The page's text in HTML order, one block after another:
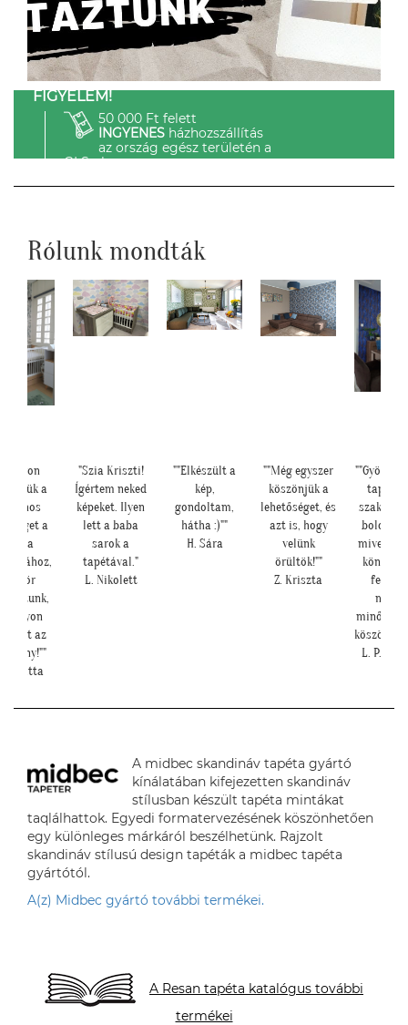
FIGYELEM!
50 000 Ft felett
INGYENESházhozszállítás
az ország egész területén a
GLS-el.
Rólunk mondták
a
a
tapéta
nagyon
lett az
Brigitta
"Szia Kriszti!
Ígértem neked
képeket. Ilyen
lett a baba
sarok a
tapétával."
L. Nikolett
""Elkészült a
kép,
gondoltam,
hátha :)""
H. Sára
""Még egyszer
köszönjük a
lehetőséget, és
azt is, hogy
velünk
örültök!""
Z. Kriszta
boldog
mivel
könnyű
L. P.
A midbec skandináv tapéta gyártó
kínálatában kifejezetten skandináv
stílusban készült tapéta mintákat
taqlálhattok. Egyedi formatervezésének köszönhetően
egy különleges márkáról beszélhetünk. Rajzolt
skandináv stílusú design tapéták a midbec tapéta
gyártótól.
A(z) Midbec gyártó további termékei.
A Resan tapéta katalógus további
termékei